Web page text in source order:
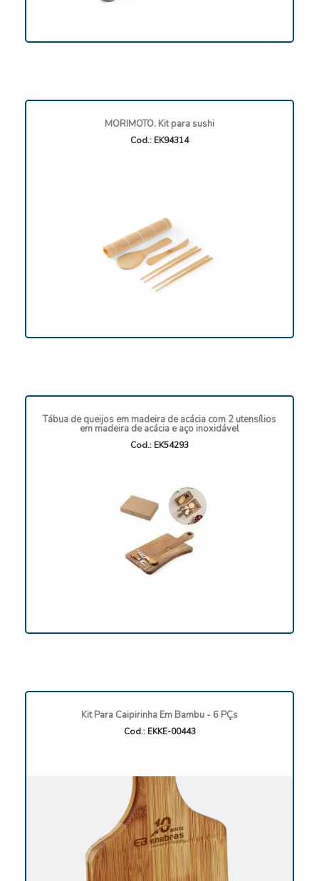
MORIMOTO. Kit para sushi
Cod.: EK94314
Tábua de queijos em madeira de acácia com 2 utensílios
em madeira de acácia e aço inoxidável
Cod.: EK54293
Kit Para Caipirinha Em Bambu - 6 PÇs
Cod.: EKKE-00443